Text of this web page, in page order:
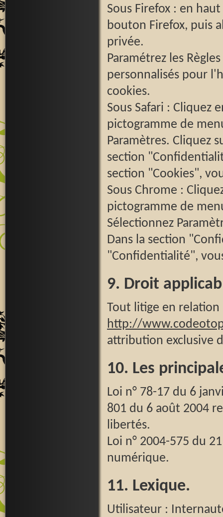
Sous Firefox : en
bouton Firefox, puis
privée.
Paramétrez les
personnalisés pour
cookies.
Sous Safari : Cliquez
pictogramme de
Paramètres. Cliquez
section
section "Cookies",
Sous Chrome :
pictogramme de
Sélectionnez
Dans la section
"Confidentialité",
9. Droit
Tout litige en relation
http://
attribution exclusive
10. Les
Loi n° 78-17 du 6
801 du 6 août 2004
libertés.
Loi n° 2004-575 du
numérique.
11. Lexique.
Utilisateur :